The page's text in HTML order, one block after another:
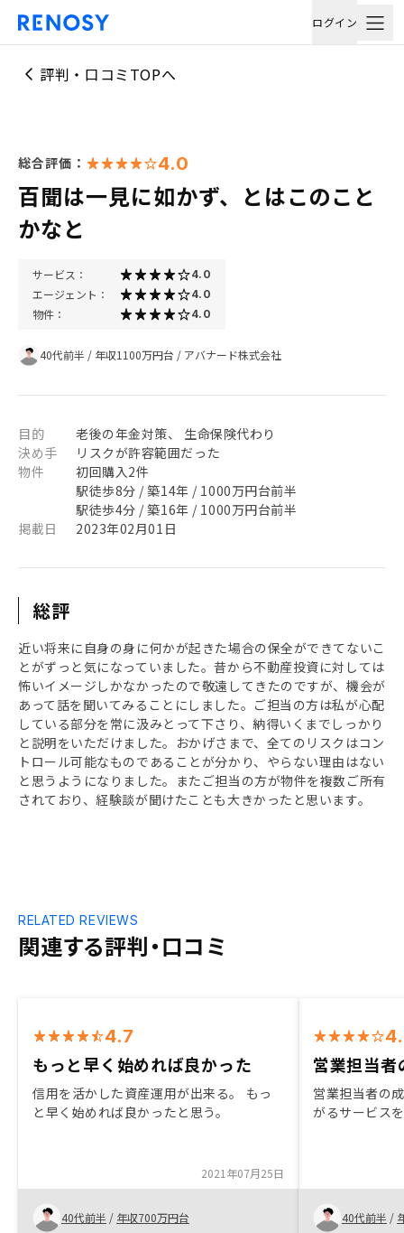
ログイン
評判・口コミTOPへ
総合評価： 4.0
百聞は一見に如かず、とはこのこと
かなと
サービス： 4.0
エージェント： 4.0
物件： 4.0
40代前半 / 年収1100万円台 / アバナード株式会社
目的
老後の年金対策、 生命保険代わり
決め手
リスクが許容範囲だった
物件
初回購入2件
駅徒歩8分 / 築14年 / 1000万円台前半
駅徒歩4分 / 築16年 / 1000万円台前半
掲載日
2023年02月01日
総評
近い将来に自身の身に何かが起きた場合の保全ができてないこ
とがずっと気になっていました。昔から不動産投資に対しては
怖いイメージしかなかったので敬遠してきたのですが、機会が
あって話を聞いてみることにしました。ご担当の方は私が心配
している部分を常に汲みとって下さり、納得いくまでしっかり
と説明をいただけました。おかげさまで、全てのリスクはコン
トロール可能なものであることが分かり、やらない理由はない
と思うようになりました。またご担当の方が物件を複数ご所有
されており、経験談が聞けたことも大きかったと思います。
関連する評判・口コミ
RELATED REVIEWS
4.7
もっと早く始めれば良かった
信用を活かした資産運用が出来る。 もっ
と早く始めれば良かったと思う。
2021年07月25日
40代前半 / 年収700万円台
営業担当者
営業担当者の
がるサービス
40代前半 /